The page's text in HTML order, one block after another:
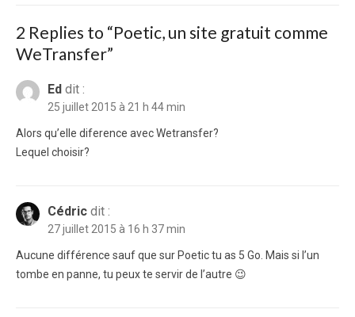
2 Replies to “Poetic, un site gratuit comme
WeTransfer”
Ed dit :
25 juillet 2015 à 21 h 44 min
Alors qu’elle diference avec Wetransfer?
Lequel choisir?
Cédric dit :
27 juillet 2015 à 16 h 37 min
Aucune différence sauf que sur Poetic tu as 5 Go. Mais si l’un
tombe en panne, tu peux te servir de l’autre 😉